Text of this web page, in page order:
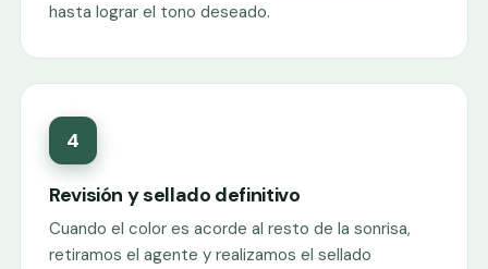
hasta lograr el tono deseado.
4
Revisión y sellado definitivo
Cuando el color es acorde al resto de la sonrisa,
retiramos el agente y realizamos el sellado